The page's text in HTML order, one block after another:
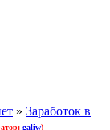
» Заработок в
galiw)